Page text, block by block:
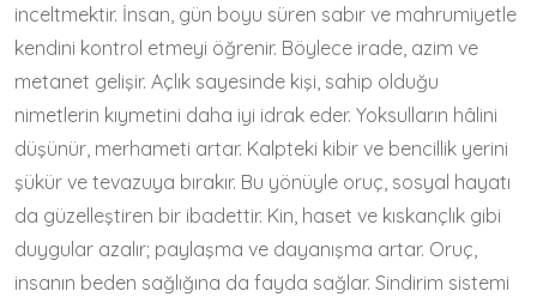
inceltmektir. İnsan, gün boyu süren sabır ve mahrumiyetle
kendini kontrol etmeyi öğrenir. Böylece irade, azim ve
metanet gelişir. Açlık sayesinde kişi, sahip olduğu
nimetlerin kıymetini daha iyi idrak eder. Yoksulların hâlini
düşünür, merhameti artar. Kalpteki kibir ve bencillik yerini
şükür ve tevazuya bırakır. Bu yönüyle oruç, sosyal hayatı
da güzelleştiren bir ibadettir. Kin, haset ve kıskançlık gibi
duygular azalır; paylaşma ve dayanışma artar. Oruç,
insanın beden sağlığına da fayda sağlar. Sindirim sistemi